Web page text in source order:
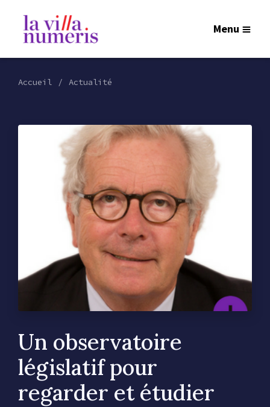
Menu
Accueil Actualité
Un observatoire
législatif pour
regarder et étudier